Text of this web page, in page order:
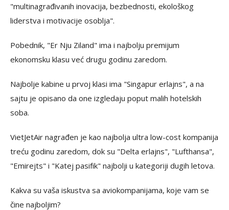
"multinagrađivanih inovacija, bezbednosti, ekološkog
liderstva i motivacije osoblja".
Pobednik, "Er Nju Ziland" ima i najbolju premijum
ekonomsku klasu već drugu godinu zaredom.
Najbolje kabine u prvoj klasi ima "Singapur erlajns", a na
sajtu je opisano da one izgledaju poput malih hotelskih
soba.
VietJetAir nagrađen je kao najbolja ultra low-cost kompanija
treću godinu zaredom, dok su "Delta erlajns", "Lufthansa",
"Emirejts" i "Katej pasifik" najbolji u kategoriji dugih letova.
Kakva su vaša iskustva sa aviokompanijama, koje vam se
čine najboljim?